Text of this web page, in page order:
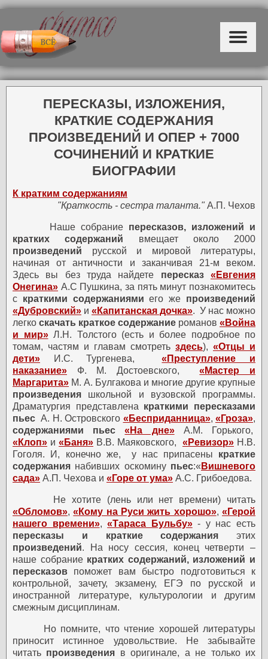
ПЕРЕСКАЗЫ, ИЗЛОЖЕНИЯ,
КРАТКИЕ СОДЕРЖАНИЯ
ПРОИЗВЕДЕНИЙ И ОПЕР + 7000
СОЧИНЕНИЙ И КРАТКИЕ
БИОГРАФИИ
К кратким содержаниям
"Краткость - сестра таланта." А.П. Чехов
Наше собрание пересказов, изложений и
кратких содержаний вмещает около 2000
произведений русской и мировой литературы,
начиная от античности и заканчивая 21-м веком.
Здесь вы без труда найдете пересказ
«Евгения
Онегина» А.С Пушкина, за пять минут познакомитесь
с краткими содержаниями его же произведений
«Дубровский» и «Капитанская дочка». У нас можно
легко скачать краткое содержание романов «Война
и мир»Л.Н. Толстого (есть и более подробное по
томам, частям и главам смотреть здесь), «Отцы и
дети» И.С. Тургенева,
«Преступление и
наказание» Ф. М. Достоевского,
«Мастер и
Маргарита» М. А. Булгакова и многие другие крупные
произведения школьной и вузовской программы.
Драматургия представлена краткими пересказами
пьес А. Н. Островского «Бесприданница», «Гроза»,
содержаниями
пьес «На дне»А.М. Горького,
«Клоп» и «Баня» В.В. Маяковского, «Ревизор» Н.В.
Гоголя. И, конечно же,
у нас припасены краткие
содержания набивших оскомину пьес:« Вишневого
сада» А.П. Чехова и «Горе от ума» А.С. Грибоедова.
Не хотите (лень или нет времени) читать
«Обломов»,«Кому на Руси жить хорошо»,«Герой
нашего времени»,«Тараса Бульбу»- у нас есть
пересказы и краткие содержания этих
произведений. На носу сессия, конец четверти –
наше собрание кратких содержаний, изложений и
пересказов поможет вам быстро подготовиться к
контрольной, зачету, экзамену, ЕГЭ по русской и
иностранной литературе, культурологии и другим
смежным дисциплинам.
Но помните, что чтение хорошей литературы
приносит истинное удовольствие. Не забывайте
читать произведения в оригинале, а не только их